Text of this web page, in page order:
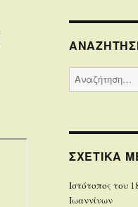
Αναζήτηση
για:
ΣΧΕΤΙΚΆ
Iστότοπoς του
Ιωαννίνων